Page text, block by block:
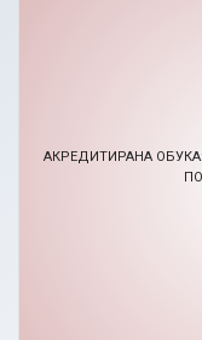
BIZHACK AI